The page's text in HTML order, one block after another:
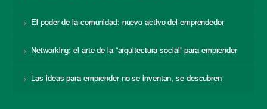
El poder de la comunidad: nuevo activo del emprendedor
Networking: el arte de la “arquitectura social” para emprender
Las ideas para emprender no se inventan, se descubren